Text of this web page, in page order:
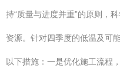
持“质量与进度并重”的原则，
资源。针对四季度的低温及可
以下措施：一是优化施工流程